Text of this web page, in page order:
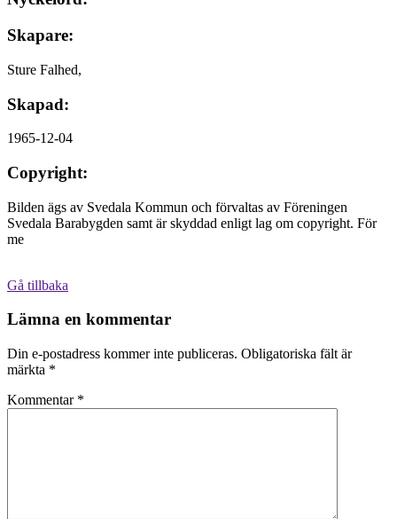
Skapare:
Sture Falhed,
Skapad:
1965-12-04
Copyright:
Bilden ägs av Svedala Kommun och förvaltas av Föreningen
Svedala Barabygden samt är skyddad enligt lag om copyright. För
me
Gå tillbaka
Lämna en kommentar
Din e-postadress kommer inte publiceras. Obligatoriska fält är
märkta *
Kommentar *